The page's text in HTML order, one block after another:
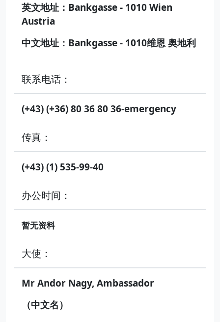
英文地址：Bankgasse - 1010 Wien
Austria
中文地址：Bankgasse - 1010维恩 奥地利
联系电话：
(+43) (+36) 80 36 80 36-emergency
传真：
(+43) (1) 535-99-40
办公时间：
暂无资料
大使：
Mr Andor Nagy, Ambassador
（中文名）